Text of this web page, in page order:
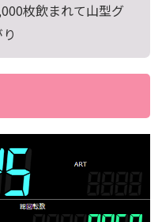
枚飲まれて山型グ